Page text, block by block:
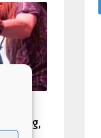
Helling,